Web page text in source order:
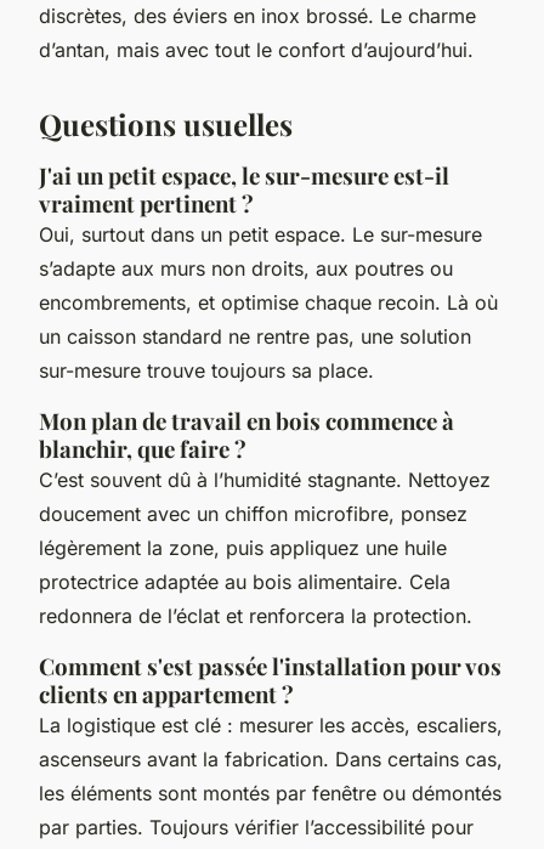
discrètes, des éviers en inox brossé. Le charme
d’antan, mais avec tout le confort d’aujourd’hui.
Questions usuelles
J'ai un petit espace, le sur-mesure est-il
vraiment pertinent ?
Oui, surtout dans un petit espace. Le sur-mesure
s’adapte aux murs non droits, aux poutres ou
encombrements, et optimise chaque recoin. Là où
un caisson standard ne rentre pas, une solution
sur-mesure trouve toujours sa place.
Mon plan de travail en bois commence à
blanchir, que faire ?
C’est souvent dû à l’humidité stagnante. Nettoyez
doucement avec un chiffon microfibre, ponsez
légèrement la zone, puis appliquez une huile
protectrice adaptée au bois alimentaire. Cela
redonnera de l’éclat et renforcera la protection.
Comment s'est passée l'installation pour vos
clients en appartement ?
La logistique est clé : mesurer les accès, escaliers,
ascenseurs avant la fabrication. Dans certains cas,
les éléments sont montés par fenêtre ou démontés
par parties. Toujours vérifier l’accessibilité pour